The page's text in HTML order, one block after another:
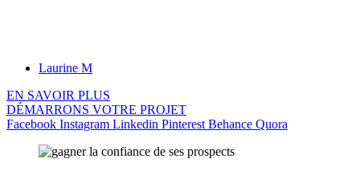
Laurine M
EN SAVOIR PLUS
DÉMARRONS VOTRE PROJET
Facebook Instagram Linkedin Pinterest Behance Quora